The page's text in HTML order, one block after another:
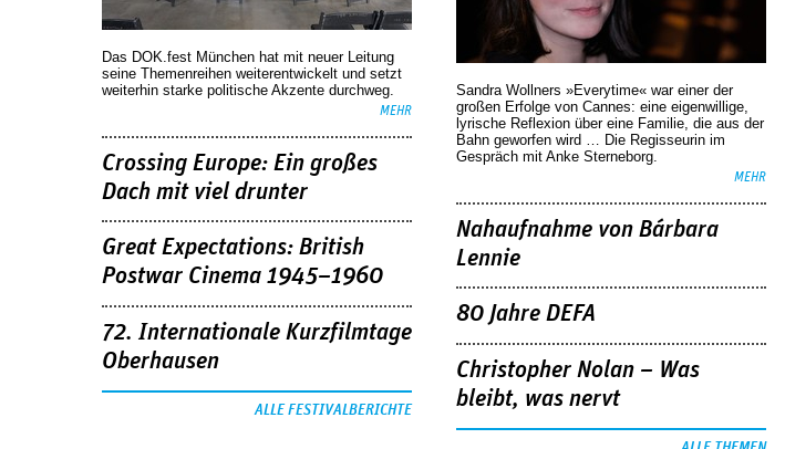
Das DOK.fest München hat mit neuer Leitung
seine Themenreihen weiterentwickelt und setzt
weiterhin starke politische Akzente durchweg.
MEHR
Crossing Europe: Ein großes
Dach mit viel drunter
Great Expectations: British
Postwar Cinema 1945–1960
72. Internationale Kurzfilmtage
Oberhausen
ALLE FESTIVALBERICHTE
Sandra Wollners »Everytime« war einer der
großen Erfolge von Cannes: eine eigenwillige,
lyrische Reflexion über eine ­Familie, die aus der
Bahn geworfen wird … Die Regisseurin im
Gespräch mit Anke Sterneborg.
MEHR
Nahaufnahme von Bárbara
Lennie
80 Jahre DEFA
Christopher Nolan – Was
bleibt, was nervt